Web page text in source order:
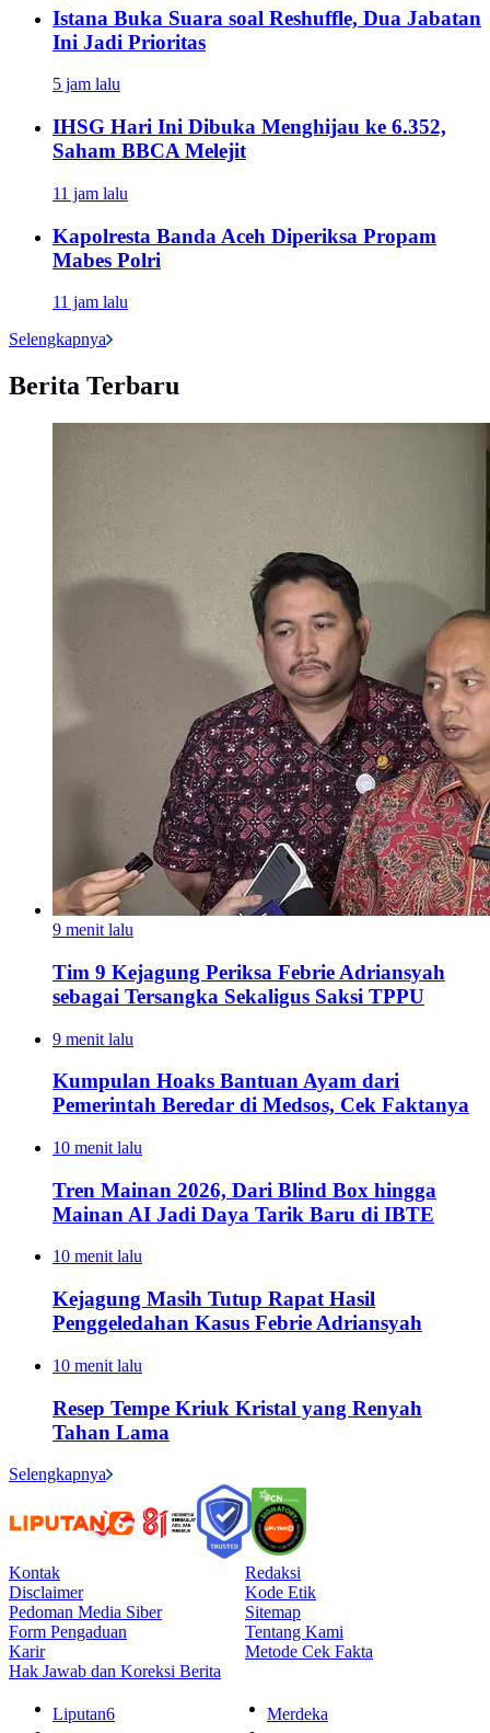
Istana Buka Suara soal Reshuffle, Dua Jabatan
Ini Jadi Prioritas
5 jam lalu
IHSG Hari Ini Dibuka Menghijau ke 6.352,
Saham BBCA Melejit
11 jam lalu
Kapolresta Banda Aceh Diperiksa Propam
Mabes Polri
11 jam lalu
Selengkapnya
Berita Terbaru
9 menit lalu
Tim 9 Kejagung Periksa Febrie Adriansyah
sebagai Tersangka Sekaligus Saksi TPPU
9 menit lalu
Kumpulan Hoaks Bantuan Ayam dari
Pemerintah Beredar di Medsos, Cek Faktanya
10 menit lalu
Tren Mainan 2026, Dari Blind Box hingga
Mainan AI Jadi Daya Tarik Baru di IBTE
10 menit lalu
Kejagung Masih Tutup Rapat Hasil
Penggeledahan Kasus Febrie Adriansyah
10 menit lalu
Resep Tempe Kriuk Kristal yang Renyah
Tahan Lama
Selengkapnya
Kontak
Redaksi
Disclaimer
Kode Etik
Pedoman Media Siber
Sitemap
Form Pengaduan
Tentang Kami
Karir
Metode Cek Fakta
Hak Jawab dan Koreksi Berita
Liputan6
Merdeka